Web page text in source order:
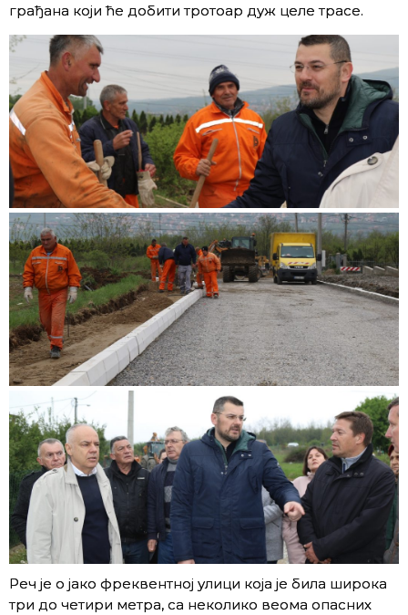
грађана који ће добити тротоар дуж целе трасе.
Реч је о јако фреквентној улици која је била широка
три до четири метра, са неколико веома опасних